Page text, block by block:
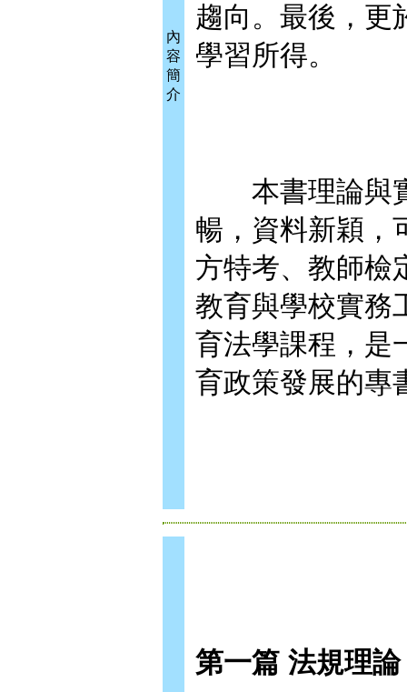
內
容
簡
介
趨向。最後，更
學習所得。
本書理論與實
暢，資料新穎，
方特考、教師檢
教育與學校實務
育法學課程，是
育政策發展的專
第一篇 法規理論